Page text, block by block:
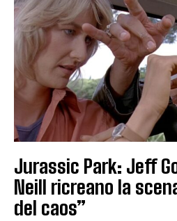
Jurassic Park: Jeff
Neill ricreano la
del caos”